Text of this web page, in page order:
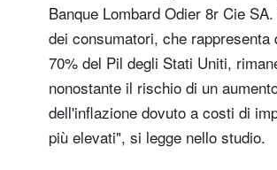
Banque Lombard Odier 8r Cie
dei consumatori, che rappresenta
70% del Pil degli Stati Uniti,
nonostante il rischio di un
dell'inflazione dovuto a costi di
più elevati", si legge nello studio.